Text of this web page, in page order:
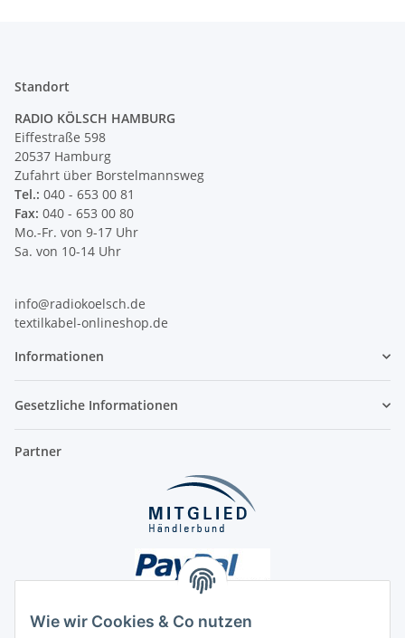
Wie wir Cookies & Co nutzen
Standort
RADIO KÖLSCH HAMBURG
Eiffestraße 598
20537 Hamburg
Zufahrt über Borstelmannsweg
Tel.: 040 - 653 00 81
Fax: 040 - 653 00 80
Mo.-Fr. von 9-17 Uhr
Sa. von 10-14 Uhr
info@radiokoelsch.de
textilkabel-onlineshop.de
Informationen
Gesetzliche Informationen
Partner